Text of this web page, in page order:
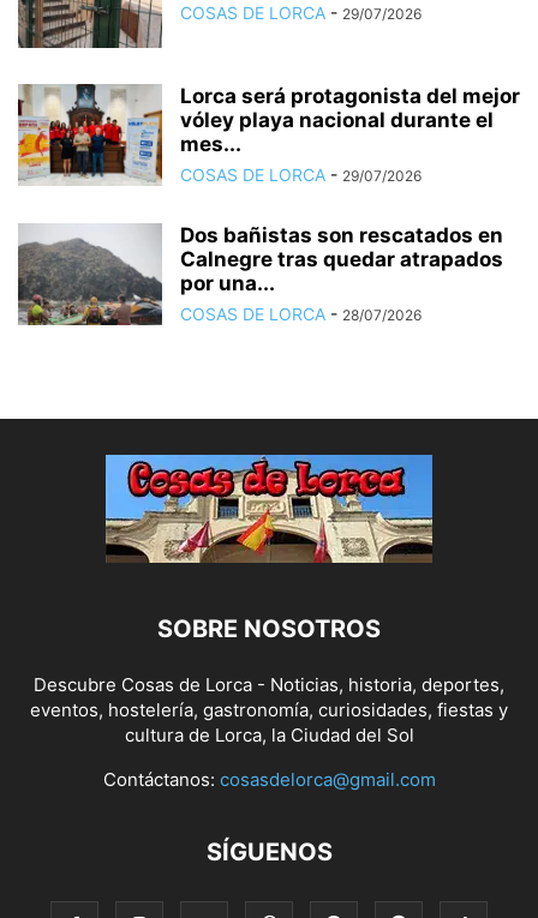
COSAS DE LORCA - 29/07/2026
Lorca será protagonista del mejor
vóley playa nacional durante el
mes...
COSAS DE LORCA - 29/07/2026
Dos bañistas son rescatados en
Calnegre tras quedar atrapados
por una...
COSAS DE LORCA - 28/07/2026
SOBRE NOSOTROS
Descubre Cosas de Lorca - Noticias, historia, deportes,
eventos, hostelería, gastronomía, curiosidades, fiestas y
cultura de Lorca, la Ciudad del Sol
Contáctanos: cosasdelorca@gmail.com
SÍGUENOS